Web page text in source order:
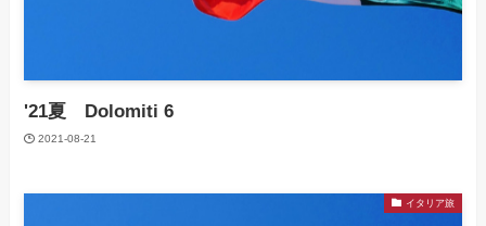
'21夏 Dolomiti 6
2021-08-21
イタリア旅